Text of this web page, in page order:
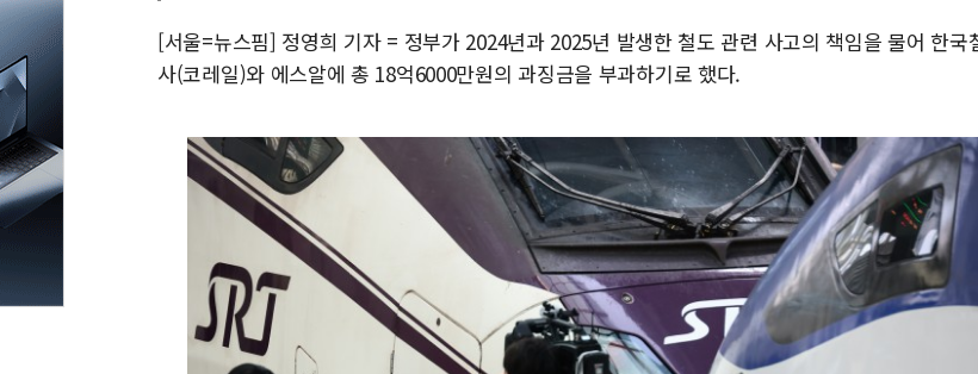
[서울=뉴스핌] 정영희 기자 = 정부가 2024년과 2025년 발생한 철도 관련 사고의 책임을 물어 한국
사(코레일)와 에스알에 총 18억6000만원의 과징금을 부과하기로 했다.